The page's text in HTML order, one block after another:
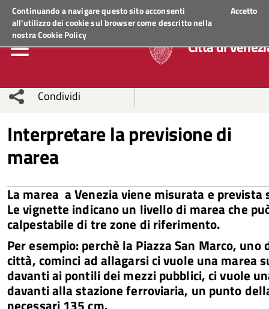
Continuando a navigare questo sito acconsenti
all'utilizzo dei cookie sul browser come descritto nella
nostraCookie Policy
Accetto
Regione Veneto ACCEDI AI
Città di
Condividi
sui social
network
Condividi
Condividi
Facebook
su
Twitter
Condividi
su
Facebook
Condividi
su
Whatsapp
Interpretare la previsione di
marea
La marea a Venezia viene misurata e
Le vignette indicano un livello di marea che
calpestabile di tre zone di riferimento.
Per esempio: perchè la Piazza San Marco,
città, cominci ad allagarsi ci vuole una marea
davanti ai pontili dei mezzi pubblici, ci vuole
davanti alla stazione ferroviaria, un punto